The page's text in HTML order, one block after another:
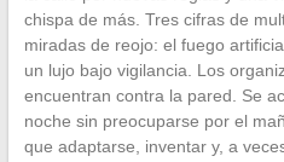
chispa de más. Tres cifras de
miradas de reojo: el fuego
un lujo bajo vigilancia. Los
encuentran contra la pared. Se
noche sin preocuparse por el
que adaptarse, inventar y, a